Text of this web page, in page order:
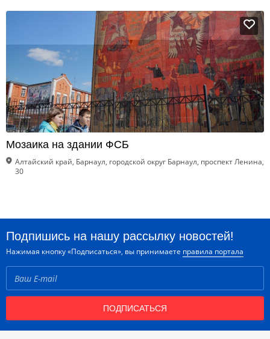
Мозаика на здании ФСБ
Алтайский край, Барнаул, городской округ Барнаул, проспект Ленина,
30
Подпишись на нашу рассылку новостей!
Нажимая кнопку «Подписаться», вы принимаете правила портала
ПОДПИСАТЬСЯ